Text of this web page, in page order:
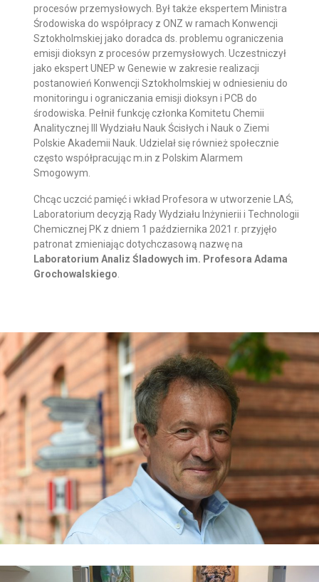
procesów przemysłowych. Był także ekspertem Ministra
Środowiska do współpracy z ONZ w ramach Konwencji
Sztokholmskiej jako doradca ds. problemu ograniczenia
emisji dioksyn z procesów przemysłowych. Uczestniczył
jako ekspert UNEP w Genewie w zakresie realizacji
postanowień Konwencji Sztokholmskiej w odniesieniu do
monitoringu i ograniczania emisji dioksyn i PCB do
środowiska. Pełnił funkcję członka Komitetu Chemii
Analitycznej III Wydziału Nauk Ścisłych i Nauk o Ziemi
Polskie Akademii Nauk. Udzielał się również społecznie
często współpracując m.in z Polskim Alarmem
Smogowym.
Chcąc uczcić pamięć i wkład Profesora w utworzenie LAŚ,
Laboratorium decyzją Rady Wydziału Inżynierii i Technologii
Chemicznej PK z dniem 1 października 2021 r. przyjęło
patronat zmieniając dotychczasową nazwę na
Laboratorium Analiz Śladowych im. Profesora Adama
Grochowalskiego